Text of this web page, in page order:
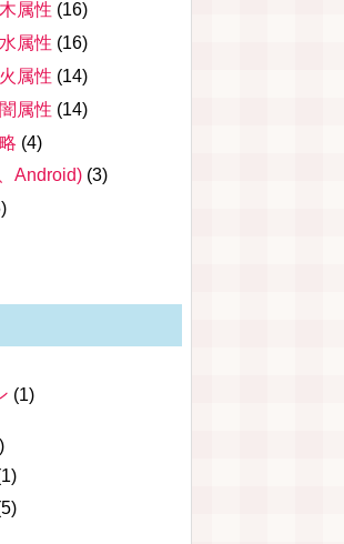
木属性 (16)
水属性 (16)
火属性 (14)
闇属性 (14)
(4)
Android) (3)
(1)